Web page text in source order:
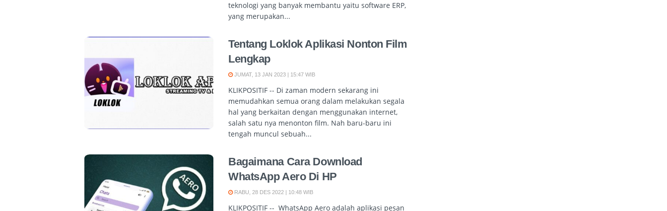
teknologi yang banyak membantu yaitu software ERP,
yang merupakan...
Tentang Loklok Aplikasi Nonton Film
Lengkap
JUMAT, 13 JAN 2023 | 15:47 WIB
KLIKPOSITIF -- Di zaman modern sekarang ini
memudahkan semua orang dalam melakukan segala
hal yang berkaitan dengan menggunakan internet,
salah satu nya menonton film. Nah baru-baru ini
tengah muncul sebuah...
Bagaimana Cara Download
WhatsApp Aero Di HP
RABU, 28 DES 2022 | 10:48 WIB
KLIKPOSITIF -- WhatsApp Aero adalah aplikasi pesan